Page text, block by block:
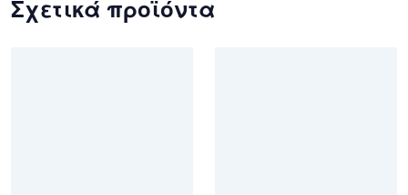
Σχετικά προϊόντα